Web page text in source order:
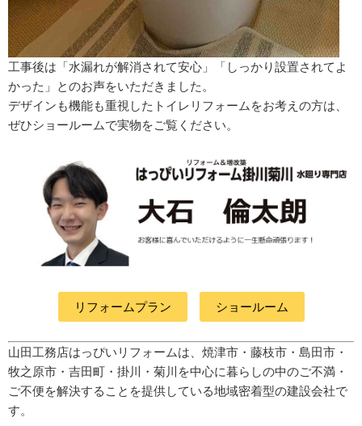
工事後は「水漏れが解消されて安心」「しっかり設置されてよ
かった」とのお声をいただきました。
デザインも機能も重視したトイレリフォームをお考えの方は、
ぜひショールームで実物をご覧ください。
リフォームプラン ショールーム
山田工務店はっぴいリフォームは、焼津市・藤枝市・島田市・
牧之原市・吉田町 ・掛川・菊川 を中心に暮らしの中のご不満・
ご不便を解決することを提供している地域密着型の建設会社で
す。